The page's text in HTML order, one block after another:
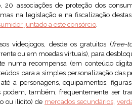
associações de proteção dos
na legislação e na fiscalização
juntado a este consórcio.
videojogos, desde os gratuitos (free-
ou em moedas virtuais), para
numa recompensa (em conteúdo
para a simples personalização das
a personagens, equipamentos,
também, frequentemente ser
ou ilícito) de mercados secundários,